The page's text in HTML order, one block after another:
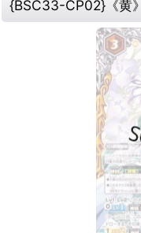
{BSC33-CP02}《黄》